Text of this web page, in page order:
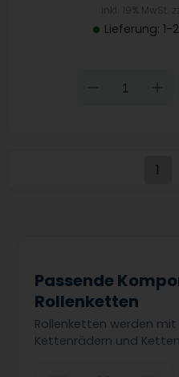
Lieferung: 1-
Down
1
Passende
Rollenketten
Rollenketten werden
Kettenrädern und